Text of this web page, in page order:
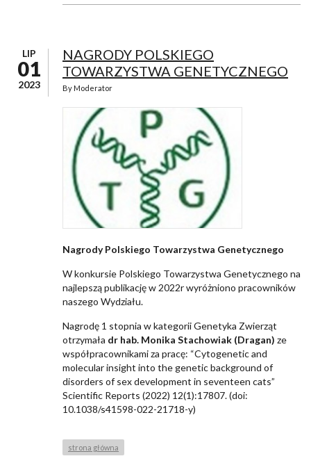
LIP
01
2023
NAGRODY POLSKIEGO
TOWARZYSTWA GENETYCZNEGO
By Moderator
Nagrody Polskiego Towarzystwa Genetycznego
W konkursie Polskiego Towarzystwa Genetycznego na
najlepszą publikację w 2022r wyróżniono pracowników
naszego Wydziału.
Nagrodę 1 stopnia w kategorii Genetyka Zwierząt
otrzymała dr hab. Monika Stachowiak (Dragan) ze
współpracownikami za pracę: “Cytogenetic and
molecular insight into the genetic background of
disorders of sex development in seventeen cats”
Scientific Reports (2022) 12(1):17807. (doi:
10.1038/s41598-022-21718-y)
strona główna